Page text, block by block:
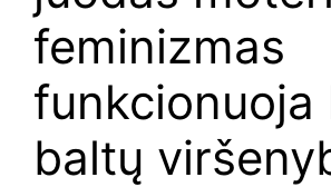
feminizmas
funkcionuoja
baltų